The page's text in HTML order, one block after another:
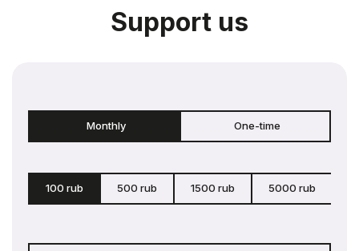
Support us
Monthly One-time
100 rub 500 rub 1500 rub 5000 rub